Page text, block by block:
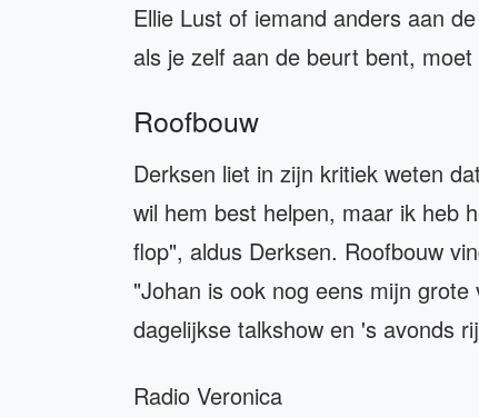
Ellie Lust of iemand anders aan
als je zelf aan de beurt bent,
Roofbouw
Derksen liet in zijn kritiek weten
wil hem best helpen, maar ik heb
flop", aldus Derksen. Roofbouw
"Johan is ook nog eens mijn
dagelijkse talkshow en 's avonds
Radio Veronica